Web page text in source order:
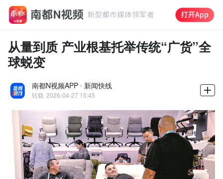
从量到质 产业根基托举传统“广货”全
球蜕变
南都N视频APP · 新闻快线
转载 2026-04-27 15:45